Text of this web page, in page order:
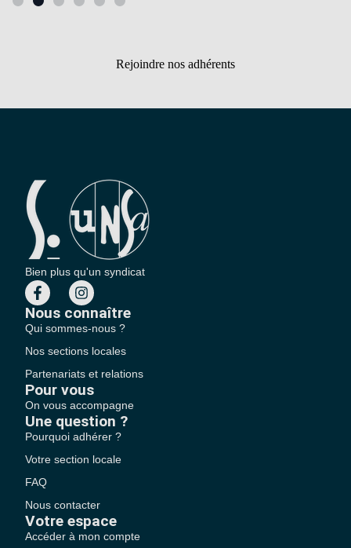
Rejoindre nos adhérents
Bien plus qu'un syndicat
Nous connaître
Qui sommes-nous ?
Nos sections locales
Partenariats et relations
Pour vous
On vous accompagne
Une question ?
Pourquoi adhérer ?
Votre section locale
FAQ
Nous contacter
Votre espace
Accéder à mon compte